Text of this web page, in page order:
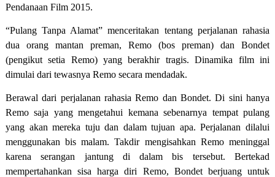
Pendanaan Film 2015.
“Pulang Tanpa Alamat” menceritakan tentang perjalanan rahasia
dua orang mantan preman, Remo (bos preman) dan Bondet
(pengikut setia Remo) yang berakhir tragis. Dinamika film ini
dimulai dari tewasnya Remo secara mendadak.
Berawal dari perjalanan rahasia Remo dan Bondet. Di sini hanya
Remo saja yang mengetahui kemana sebenarnya tempat pulang
yang akan mereka tuju dan dalam tujuan apa. Perjalanan dilalui
menggunakan bis malam. Takdir mengisahkan Remo meninggal
karena serangan jantung di dalam bis tersebut. Bertekad
mempertahankan sisa harga diri Remo, Bondet berjuang untuk